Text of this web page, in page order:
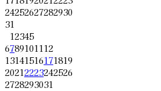
24252627282930
31
12345
6789101112
13141516171819
20212223242526
2728293031